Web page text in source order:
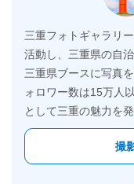
三重フォトギャラリ
活動し、三重県の自
三重県ブースに写真を
ォロワー数は15万人
として三重の魅力を発
撮